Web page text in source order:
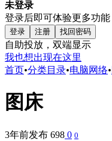
未登录
登录后即可体验更多功能
登录 注册 找回密码
自助投放，双端显示
我也想出现在这里
首页•分类目录•电脑网络•
图床
3年前发布 698 0 0